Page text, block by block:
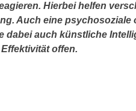
Hierbei helfen
Auch eine
dabei auch künstliche
offen.